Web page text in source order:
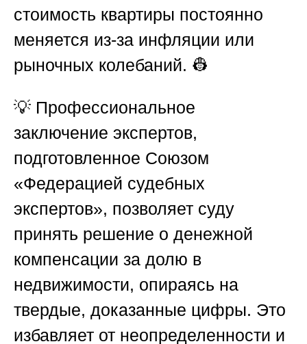
стоимость квартиры постоянно
меняется из-за инфляции или
рыночных колебаний. 👷
💡 Профессиональное
заключение экспертов,
подготовленное Союзом
«Федерацией судебных
экспертов», позволяет суду
принять решение о денежной
компенсации за долю в
недвижимости, опираясь на
твердые, доказанные цифры. Это
избавляет от неопределенности и